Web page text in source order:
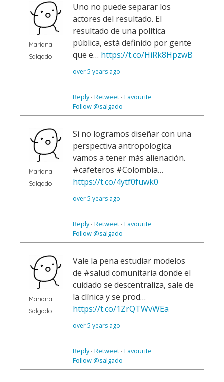
Mariana
Salgado
Uno no puede separar los
actores del resultado. El
resultado de una política
pública, está definido por gente
que e… https://t.co/HiRk8HpzwB
over 5 years ago
Reply⋅ Retweet ⋅ Favourite
Follow @salgado
Mariana
Salgado
Si no logramos diseñar con una
perspectiva antropologica
vamos a tener más alienación.
#cafeteros #Colombia…
https://t.co/4ytf0fuwk0
over 5 years ago
Reply⋅ Retweet ⋅ Favourite
Follow @salgado
Mariana
Salgado
Vale la pena estudiar modelos
de #salud comunitaria donde el
cuidado se descentraliza, sale de
la clínica y se prod…
https://t.co/1ZrQTWvWEa
over 5 years ago
Reply⋅ Retweet ⋅ Favourite
Follow @salgado